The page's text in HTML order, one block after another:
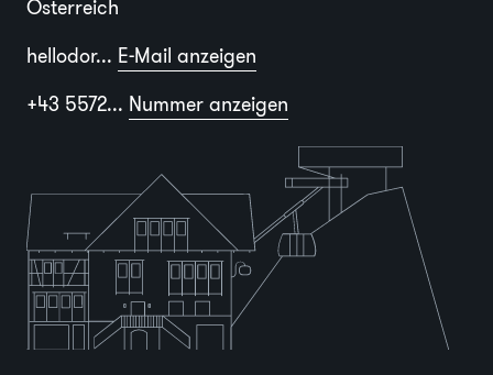
Österreich
hellodor... E-Mail anzeigen
+43 5572... Nummer anzeigen